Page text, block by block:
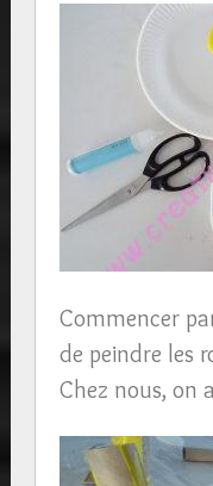
Commencer
de peindre les
Chez nous, on